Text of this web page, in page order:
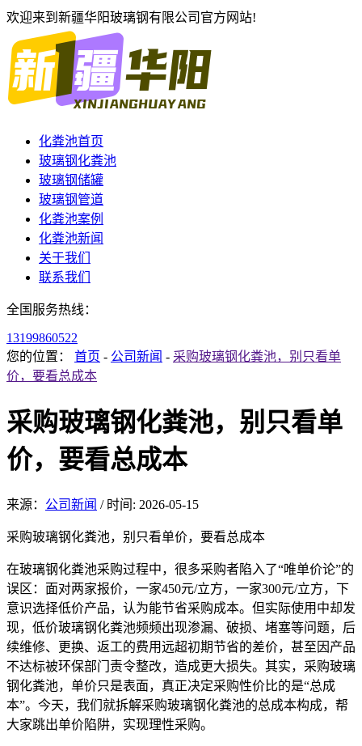
欢迎来到新疆华阳玻璃钢有限公司官方网站!
化粪池首页
玻璃钢化粪池
玻璃钢储罐
玻璃钢管道
化粪池案例
化粪池新闻
关于我们
联系我们
全国服务热线：
13199860522
您的位置： 首页 - 公司新闻 - 采购玻璃钢化粪池，别只看单
价，要看总成本
采购玻璃钢化粪池，别只看单
价，要看总成本
来源： 公司新闻 / 时间: 2026-05-15
采购玻璃钢化粪池，别只看单价，要看总成本
在玻璃钢化粪池采购过程中，很多采购者陷入了“唯单价论”的
误区：面对两家报价，一家450元/立方，一家300元/立方，下
意识选择低价产品，认为能节省采购成本。但实际使用中却发
现，低价玻璃钢化粪池频频出现渗漏、破损、堵塞等问题，后
续维修、更换、返工的费用远超初期节省的差价，甚至因产品
不达标被环保部门责令整改，造成更大损失。其实，采购玻璃
钢化粪池，单价只是表面，真正决定采购性价比的是“总成
本”。今天，我们就拆解采购玻璃钢化粪池的总成本构成，帮
大家跳出单价陷阱，实现理性采购。